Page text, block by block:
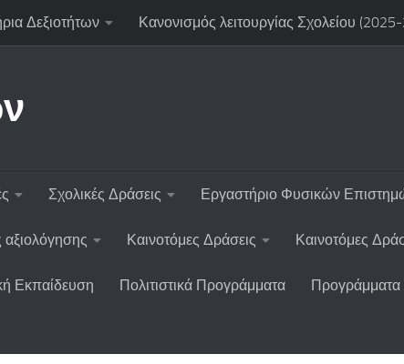
Δεξιοτήτων Κανονισμός λειτουργίας Σχολείου
Σχολικές Δράσεις Εργαστήριο Φυσικών
αξιολόγησης Καινοτόμες Δράσεις Καινοτόμες
Εκπαίδευση Πολιτιστικά Προγράμματα Προγράμματα